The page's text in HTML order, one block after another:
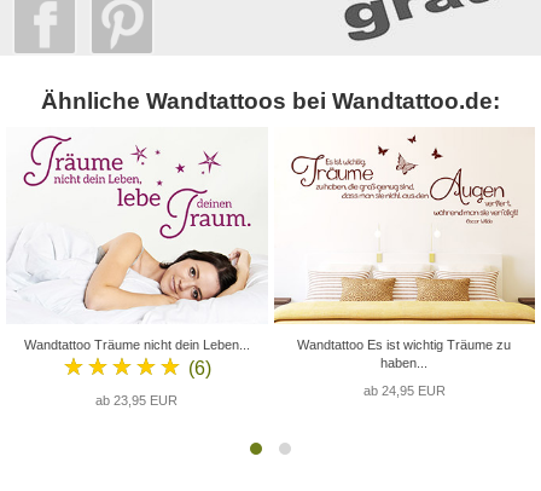
Ähnliche Wandtattoos bei Wandtattoo.de:
Wandtattoo Träume nicht dein Leben...
★★★★★ (6)
ab 23,95 EUR
Wandtattoo Es ist wichtig Träume zu
haben...
ab 24,95 EUR